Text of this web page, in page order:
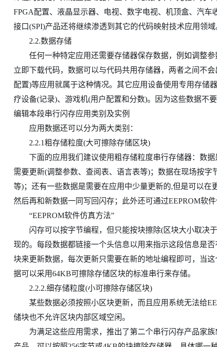
FPGA配置、液晶显示器、电视、数字电视、机顶盒、汽
接口(SPI)产品还将继续渗透到其它的代码映射技术应用领域
2.2.数据存储
任何一种特定应用还需要存储器保存数据，例如调整参
立即下载代码，数据可以与代码共用存储器，两者之间不
配置)等应用就属于这种情况。其它应用设备使用专用存储
疗设备(记录)、游戏机(用户配置和分数)。因为这些数据不
编辑本段串行闪存应用类别及实例
应用数据还可以分为两大类别：
2.2.1粗存储粒度(大可擦除存储区块)
下面的应用我们建议使用粗存储粒度串行存储器：数据
需要更新(调整参数、查阅表、语言表等)；数据在现场按
等)；还有一些数据是需要在应用中少量更新的,但是可以
然后再和新数据一同写回闪存；此外还可通过EEPROM软
“EEPROM软件仿真方法”
闪存可以按字节编程，但只能按块擦除(区块大小取决
现的。每段数据都链接一个头信息以用来指示这段信息是
块来更新数据，每次更新只需要在新的地址编程即可，当
据可以采用64KB可擦除存储区块的标准串行来存储。
2.2.2.细存储粒度(小可擦除存储区块)
某些数据必须按照小区块更新，而且应用系统无法给
储块也不允许区块内部区域空闲。
为满足这些应用需求，推出了第二个串行闪存产品家族